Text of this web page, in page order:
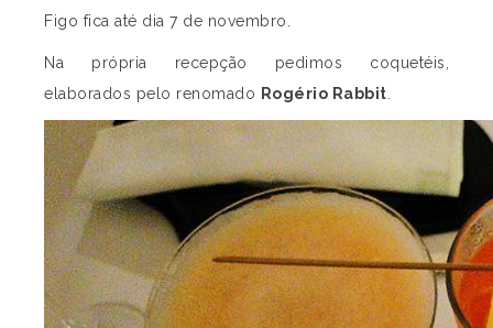
Figo fica até dia 7 de novembro.
Na própria recepção pedimos coquetéis,
elaborados pelo renomado Rogério Rabbit